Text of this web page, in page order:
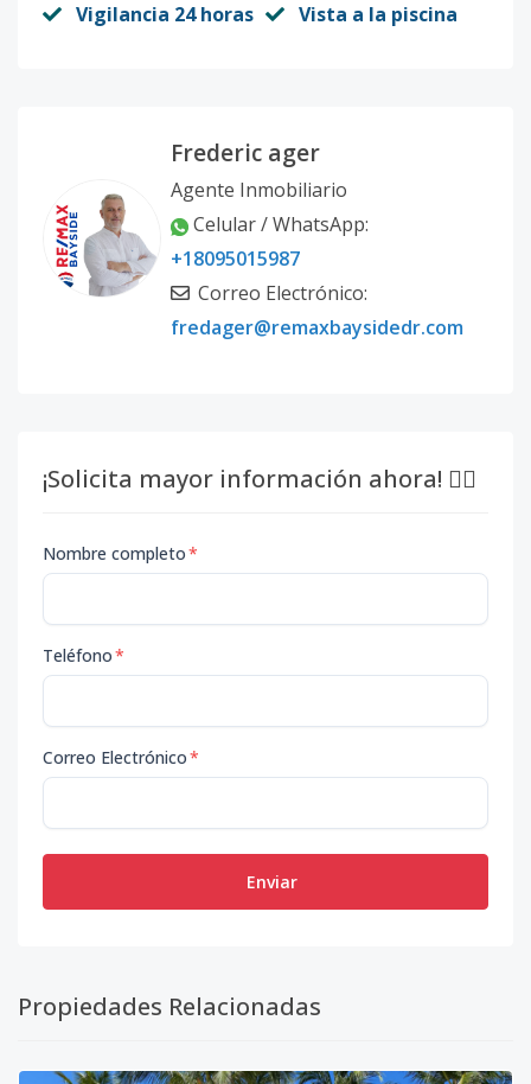
Vigilancia 24 horas Vista a la piscina
Frederic ager
Agente Inmobiliario
Celular / WhatsApp:
+18095015987
Correo Electrónico:
fredager@remaxbaysidedr.com
¡Solicita mayor información ahora! 👇🏽
Nombre completo*
Teléfono*
Correo Electrónico*
Enviar
Propiedades Relacionadas